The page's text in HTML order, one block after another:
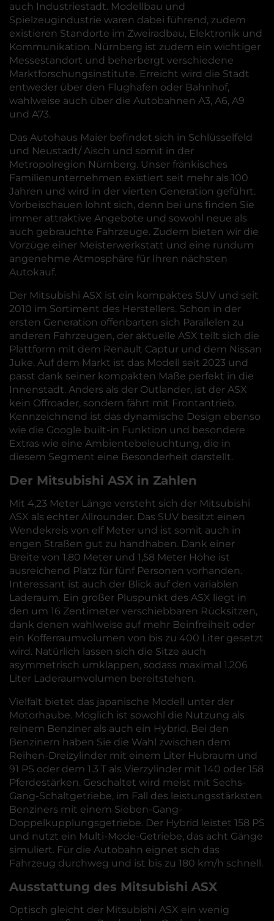
auch Industriestadt. Modellbau und
Spielzeugindustrie waren dabei führend, zudem
existieren Standorte im Zweiradbau, Elektronik und
Kommunikation. Nürnberg ist zudem ein wichtiger
Messestandort und beherbergt verschiedene
Marktforschungsinstitute. Erreicht wird die Stadt
entweder über den Flughafen oder Bahnhof,
wahlweise auch über die Autobahnen A3, A6, A9
und A73.
Das Autohaus Maier befindet sich in Schlüsselfeld
und Neustadt/ Aisch und somit in der
Metropolregion Nürnberg. Unser fränkisches
Familienunternehmen existiert seit mehr als 100
Jahren und wird in der vierten Generation geführt.
Vorbeischauen lohnt sich, denn bei uns finden Sie
immer attraktive Angebote und sowohl neue als
auch gebrauchte Fahrzeuge. Zudem bieten wir die
Vorzüge einer Meisterwerkstatt und eine rundum
angenehme Atmosphäre für Ihren nächsten
Autokauf.
Der Mitsubishi ASX ist ein kompaktes SUV und seit
2010 im Sortiment des Herstellers. Schon in der
ersten Generation offenbarten sich Parallelen zu
anderen Fahrzeugen, der aktuelle ASX teilt sich die
Plattform mit dem Renault Captur und dem Nissan
Juke. Auf dem Markt ist das Modell seit 2023 und
passt dank seiner kompakten Maße perfekt in die
Innenstadt. Anders als der Outlander, ist der ASX
kein Offroader, sondern fährt mit Frontantrieb.
Kennzeichnend ist das dynamische Design ebenso
wie die Google built-in Funktion und besondere
Extras wie eine Ambientebeleuchtung, die in
diesem Segment eine Besonderheit darstellt.
Der Mitsubishi ASX in Zahlen
Mit 4,23 Meter Länge versteht sich der Mitsubishi
ASX als echter Allrounder. Das SUV besitzt einen
Wendekreis von elf Meter und ist somit auch in
engen Straßen gut zu handhaben. Dank einer
Breite von 1,80 Meter und 1,58 Meter Höhe ist
ausreichend Platz für fünf Personen vorhanden.
Interessant ist auch der Blick auf den variablen
Laderaum. Ein großer Pluspunkt des ASX liegt in
den um 16 Zentimeter verschiebbaren Rücksitzen,
dank denen wahlweise auf mehr Beinfreiheit oder
ein Kofferraumvolumen von bis zu 400 Liter gesetzt
wird. Natürlich lassen sich die Sitze auch
asymmetrisch umklappen, sodass maximal 1.206
Liter Laderaumvolumen bereitstehen.
Vielfalt bietet das japanische Modell unter der
Motorhaube. Möglich ist sowohl die Nutzung als
reinem Benziner als auch ein Hybrid. Bei den
Benzinern haben Sie die Wahl zwischen dem
Reihen-Dreizylinder mit einem Liter Hubraum und
91 PS oder dem 1.3 T als Vierzylinder mit 140 oder 158
Pferdestärken. Geschaltet wird meist mit Sechs-
Gang-Schaltgetriebe, im Fall des leistungsstärksten
Benziners mit einem Sieben-Gang-
Doppelkupplungsgetriebe. Der Hybrid leistet 158 PS
und nutzt ein Multi-Mode-Getriebe, das acht Gänge
simuliert. Für die Autobahn eignet sich das
Fahrzeug durchweg und ist bis zu 180 km/h schnell.
Ausstattung des Mitsubishi ASX
Optisch gleicht der Mitsubishi ASX ein wenig